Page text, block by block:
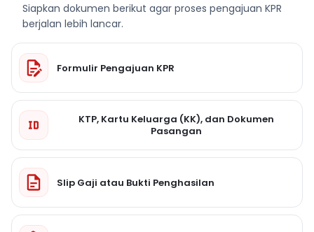
Siapkan dokumen berikut agar proses pengajuan KPR
berjalan lebih lancar.
Formulir Pengajuan KPR
KTP, Kartu Keluarga (KK), dan Dokumen
Pasangan
Slip Gaji atau Bukti Penghasilan